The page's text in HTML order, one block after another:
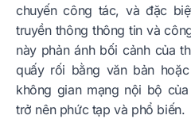
chuyến công tác, và đặc
truyền thông thông tin và
này phản ánh bối cảnh của
quấy rối bằng văn bản
không gian mạng nội bộ
trở nên phức tạp và phổ biến.